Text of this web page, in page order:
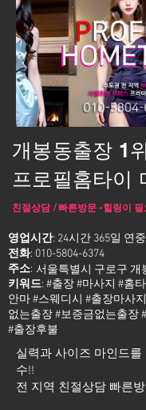
개봉동출장 1
프로필홈타이
친절상담 / 빠른방문 -힐링이
영업시간: 24시간 365일 연
전화: 010-5804-6374
주소:
키워드: #출장 #마사지 #홈
안마 #스웨디시 #출장마사
없는출장 #보증금없는출장
#출장후불
서울특별시 구로구 개
실력과 사이즈 마인드
수!!
전 지역 친절상담 빠른